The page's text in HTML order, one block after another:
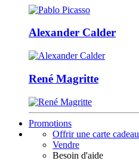
Alexander Calder
René Magritte
Promotions
Offrir une carte cadeau
Vendre
Besoin d'aide